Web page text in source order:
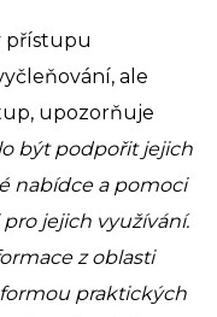
přístupu
ale
upozorňuje
být podpořit jejich
nabídce a pomoci
jejich využívání.
z oblasti
praktických